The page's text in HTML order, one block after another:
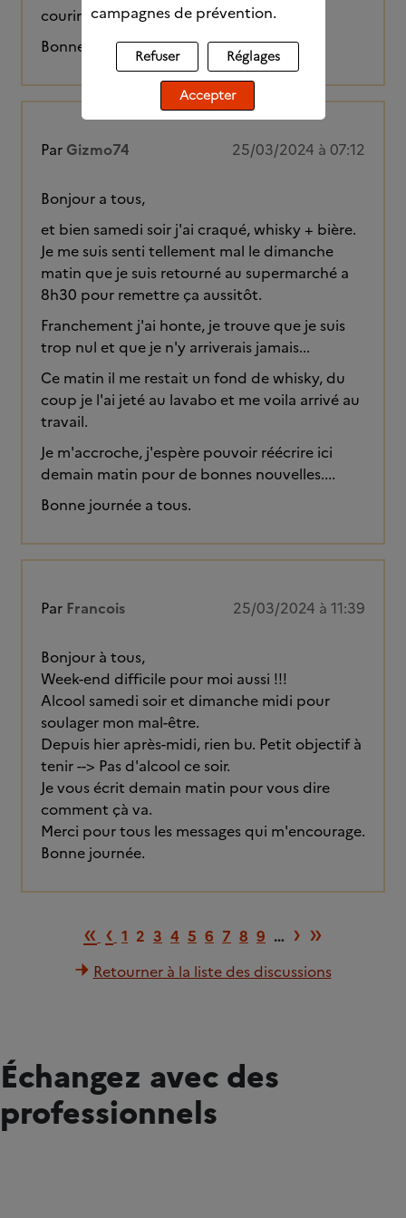
courir dans de bonnes conditions.
Bonne journée a tous!
Par Gizmo74 25/03/2024 à 07:12
Bonjour a tous,
et bien samedi soir j'ai craqué, whisky + bière.
Je me suis senti tellement mal le dimanche
matin que je suis retourné au supermarché a
8h30 pour remettre ça aussitôt.
Franchement j'ai honte, je trouve que je suis
trop nul et que je n'y arriverais jamais...
Ce matin il me restait un fond de whisky, du
coup je l'ai jeté au lavabo et me voila arrivé au
travail.
Je m'accroche, j'espère pouvoir réécrire ici
demain matin pour de bonnes nouvelles....
Bonne journée a tous.
Par Francois 25/03/2024 à 11:39
Bonjour à tous,
Week-end difficile pour moi aussi !!!
Alcool samedi soir et dimanche midi pour
soulager mon mal-être.
Depuis hier après-midi, rien bu. Petit objectif à
tenir --> Pas d'alcool ce soir.
Je vous écrit demain matin pour vous dire
comment çà va.
Merci pour tous les messages qui m'encourage.
Bonne journée.
Première page
« Page précédente
‹ 1 2 3 4 5 6 7 8 9 … Page
› »
Retourner à la liste des discussions
Échangez avec des
professionnels
campagnes de prévention.
Refuser Réglages
Accepter